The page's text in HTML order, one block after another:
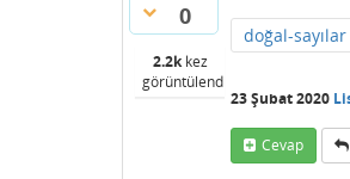
0
2.2kkez
görüntülendi
doğal-sayılar
23 Şubat 2020
Cevap